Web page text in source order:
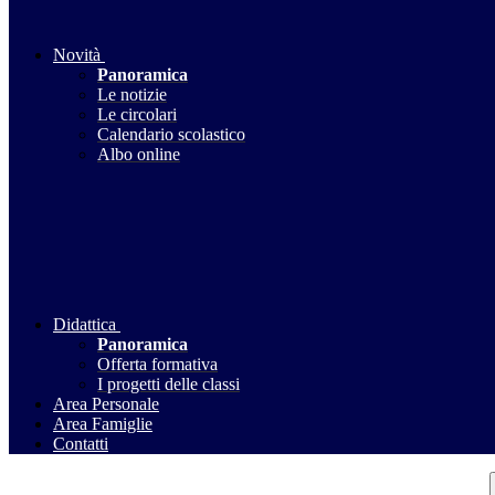
Novità
Panoramica
Le notizie
Le circolari
Calendario scolastico
Albo online
Didattica
Panoramica
Offerta formativa
I progetti delle classi
Area Personale
Area Famiglie
Contatti